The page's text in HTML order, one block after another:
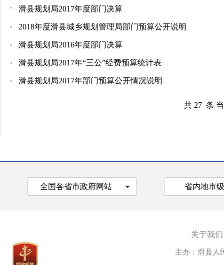
滑县规划局2017年度部门决算
2018年度滑县城乡规划管理局部门预算公开说明
滑县规划局2016年度部门决算
滑县规划局2017年“三公”经费预算统计表
滑县规划局2017年部门预算公开情况说明
共 27 条
全国各省市政府网站 省内地市
关于我们
主办：滑县人